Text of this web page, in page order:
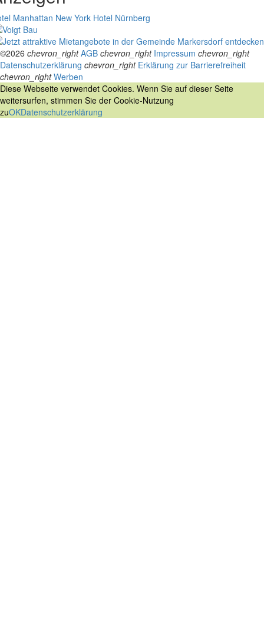
Manhattan New York Hotel Nürnberg
©2026 chevron_right AGB chevron_right Impressum chevron_right
Datenschutzerklärung chevron_right Erklärung zur Barrierefreiheit
chevron_right Werben
Diese Webseite verwendet Cookies. Wenn Sie auf dieser Seite
weitersurfen, stimmen Sie der Cookie-Nutzung
zuOKDatenschutzerklärung